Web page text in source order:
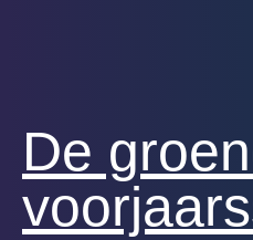
De